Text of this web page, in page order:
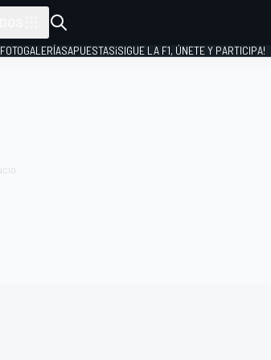
FOTOGALERÍASAPUESTAS¡SIGUE LA F1, ÚNETE Y PARTICIPA!